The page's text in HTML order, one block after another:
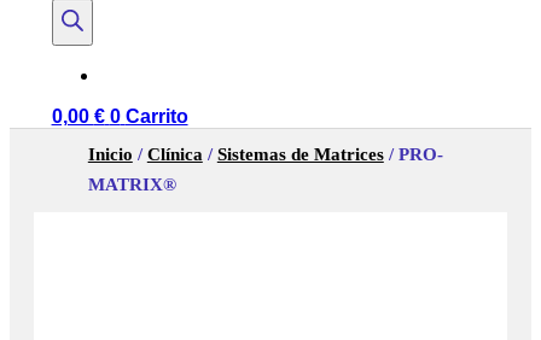
0,00 € 0 Carrito
Inicio /Clínica /Sistemas de Matrices/ PRO-
MATRIX®